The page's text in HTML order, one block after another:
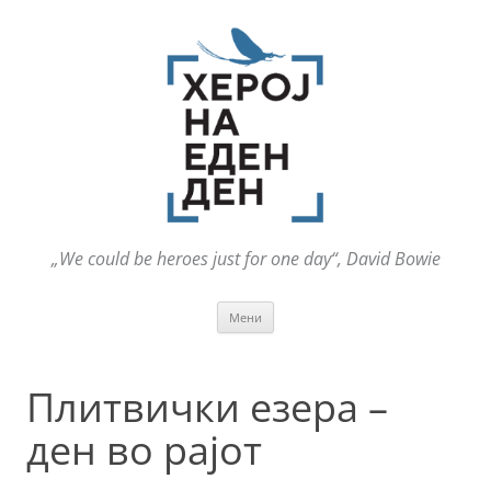
„We could be heroes just for one day“, David Bowie
Мени
Плитвички езера –
ден во рајот